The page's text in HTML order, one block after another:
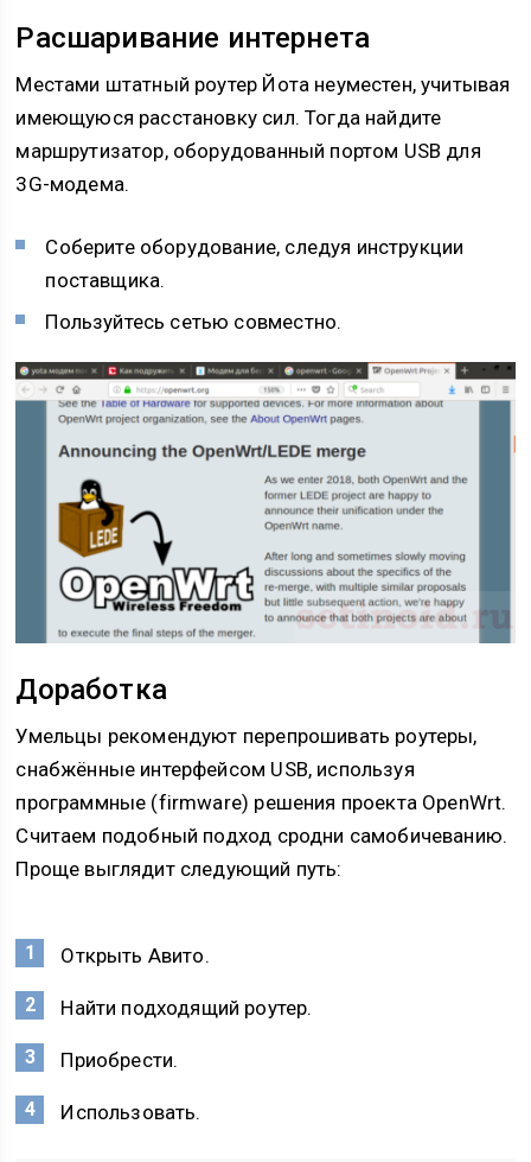
Расшаривание интернета
Местами штатный роутер Йота неуместен, учитывая
имеющуюся расстановку сил. Тогда найдите
маршрутизатор, оборудованный портом USB для
3G-модема.
Соберите оборудование, следуя инструкции
поставщика.
Пользуйтесь сетью совместно.
Доработка
Умельцы рекомендуют перепрошивать роутеры,
снабжённые интерфейсом USB, используя
программные (firmware) решения проекта OpenWrt.
Считаем подобный подход сродни самобичеванию.
Проще выглядит следующий путь:
Открыть Авито.
Найти подходящий роутер.
Приобрести.
Использовать.